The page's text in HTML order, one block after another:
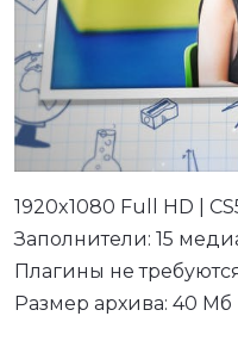
1920x1080 Full HD |
Заполнители: 15
Плагины не
Размер архива: 40 Мб